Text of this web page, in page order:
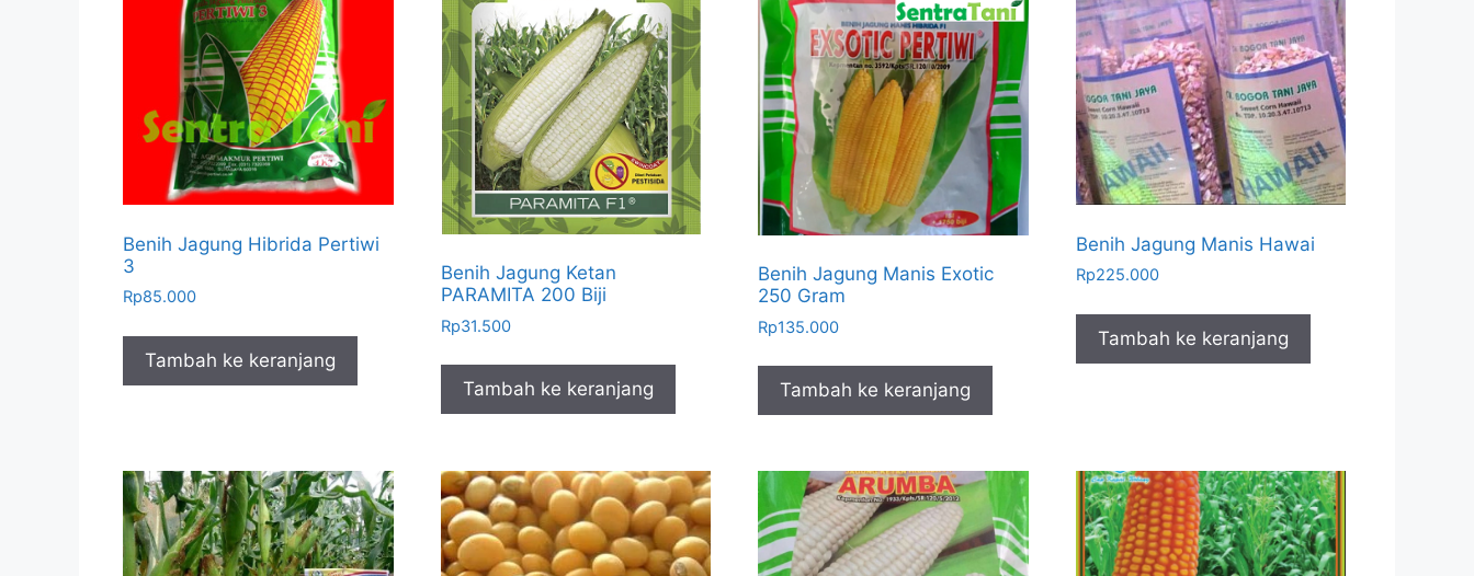
Benih Jagung Hibrida Pertiwi
3
Rp85.000
Tambah ke keranjang
Benih Jagung Ketan
PARAMITA 200 Biji
Rp31.500
Tambah ke keranjang
Benih Jagung Manis Exotic
250 Gram
Rp135.000
Tambah ke keranjang
Benih Jagung Manis Hawai
Rp225.000
Tambah ke keranjang